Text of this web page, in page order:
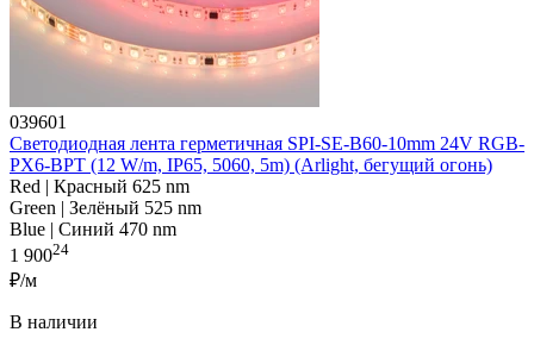
039601
Светодиодная лента герметичная SPI-SE-B60-10mm 24V RGB-
PX6-BPT (12 W/m, IP65, 5060, 5m) (Arlight, бегущий огонь)
Red | Красный 625 nm
Green | Зелёный 525 nm
Blue | Синий 470 nm
1 90024
₽/м
В наличии